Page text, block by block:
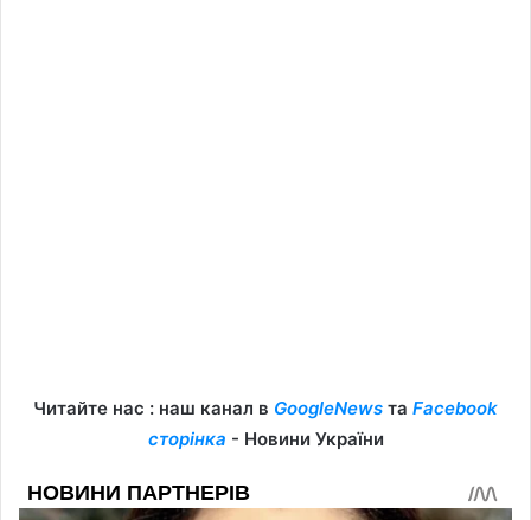
Читайте нас : наш канал в GoogleNews та Facebook
сторінка - Новини України